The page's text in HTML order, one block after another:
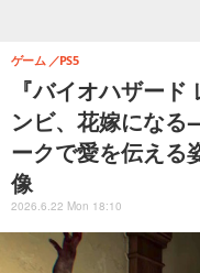
『バイオハザー
ンビ、花嫁にな
ークで愛を伝える
像
ゲーム PS5
2026.6.22 Mon 18:10